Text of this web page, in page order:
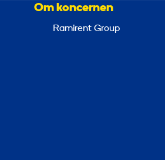
Om koncernen
Ramirent Group